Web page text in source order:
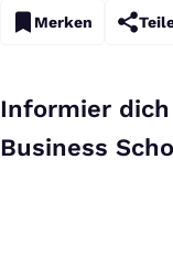
Merken
Informier
Business